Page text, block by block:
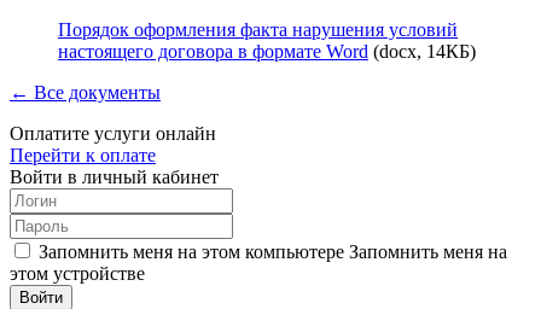
Порядок оформления факта нарушения условий
настоящего договора в формате Word (docx, 14КБ)
← Все документы
Оплатите услуги онлайн
Перейти к оплате
Войти в личный кабинет
Запомнить меня на этом компьютере Запомнить меня на
этом устройстве